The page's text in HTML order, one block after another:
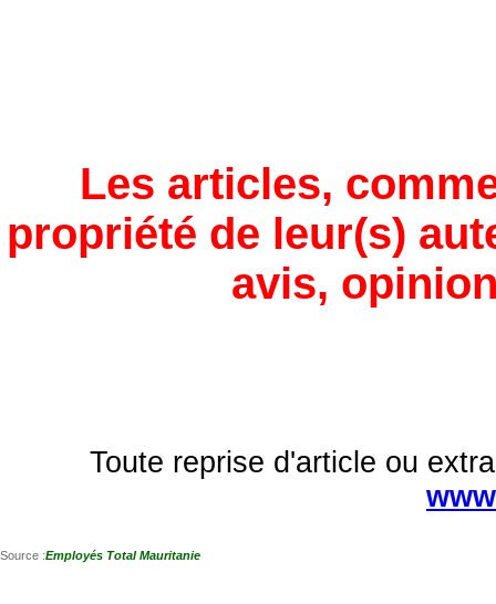
Les articles,
propriété de leur(s)
avis,
Toute reprise d'article ou
Source :Employés Total Mauritanie